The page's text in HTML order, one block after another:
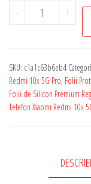
-
Cantitate
Folie
Xiaomi
Redmi
10x
Premium
+
SKU: c1a1c63b6eb4
Redmi 10x 5G Pro, Folii
Folii de Silicon Premium
Telefon Xiaomi Redmi 10x